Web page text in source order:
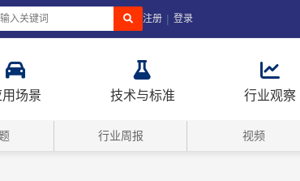
注册 | 登录
用场景 技术与标准 行业观察
行业周报 视频